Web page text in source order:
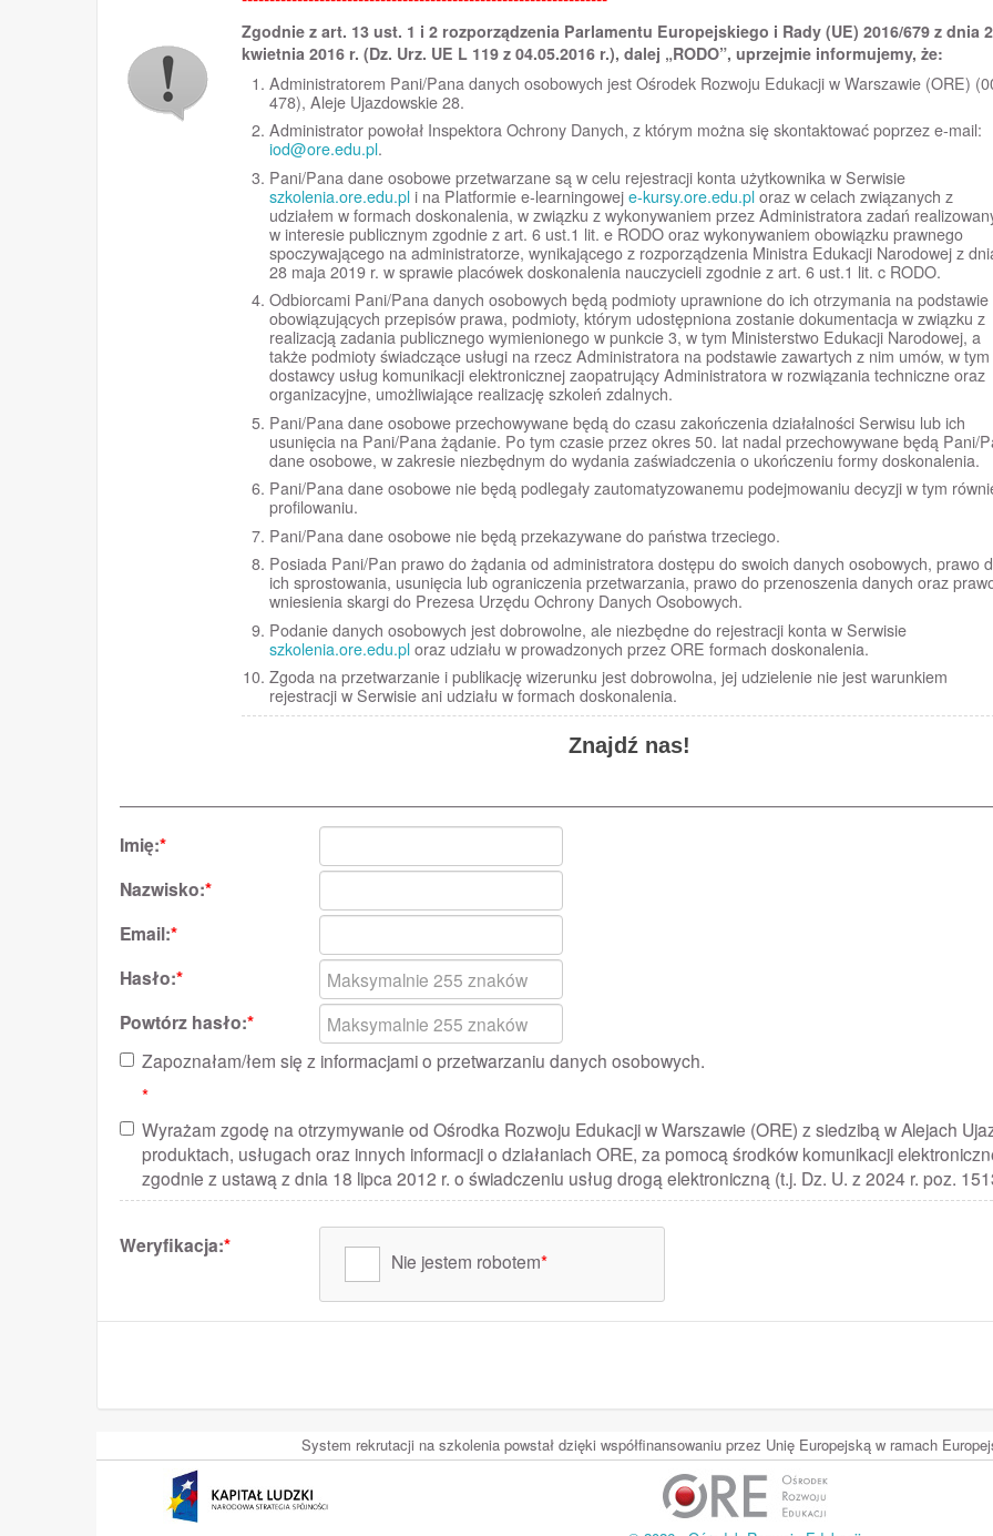
Zgodnie z art. 13 ust. 1 i 2 rozporządzenia Parlamentu Europejskiego i Rady (UE) 2016/679 z dnia
kwietnia 2016 r. (Dz. Urz. UE L 119 z 04.05.2016 r.), dalej „RODO”, uprzejmie informujemy, że:
Administratorem Pani/Pana danych osobowych jest Ośrodek Rozwoju Edukacji w Warszawie (ORE)
478), Aleje Ujazdowskie 28.
Administrator powołał Inspektora Ochrony Danych, z którym można się skontaktować poprzez e-mail:
iod@ore.edu.pl.
Pani/Pana dane osobowe przetwarzane są w celu rejestracji konta użytkownika w Serwisie
szkolenia.ore.edu.pl i na Platformie e-learningowej e-kursy.ore.edu.pl oraz w celach związanych z
udziałem w formach doskonalenia, w związku z wykonywaniem przez Administratora zadań
w interesie publicznym zgodnie z art. 6 ust.1 lit. e RODO oraz wykonywaniem obowiązku prawnego
spoczywającego na administratorze, wynikającego z rozporządzenia Ministra Edukacji Narodowej z
28 maja 2019 r. w sprawie placówek doskonalenia nauczycieli zgodnie z art. 6 ust.1 lit. c RODO.
Odbiorcami Pani/Pana danych osobowych będą podmioty uprawnione do ich otrzymania na podstawie
obowiązujących przepisów prawa, podmioty, którym udostępniona zostanie dokumentacja w związku z
realizacją zadania publicznego wymienionego w punkcie 3, w tym Ministerstwo Edukacji Narodowej, a
także podmioty świadczące usługi na rzecz Administratora na podstawie zawartych z nim umów, w tym
dostawcy usług komunikacji elektronicznej zaopatrujący Administratora w rozwiązania techniczne oraz
organizacyjne, umożliwiające realizację szkoleń zdalnych.
Pani/Pana dane osobowe przechowywane będą do czasu zakończenia działalności Serwisu lub ich
usunięcia na Pani/Pana żądanie. Po tym czasie przez okres 50. lat nadal przechowywane będą Pani/
dane osobowe, w zakresie niezbędnym do wydania zaświadczenia o ukończeniu formy doskonalenia.
Pani/Pana dane osobowe nie będą podlegały zautomatyzowanemu podejmowaniu decyzji w tym
profilowaniu.
Pani/Pana dane osobowe nie będą przekazywane do państwa trzeciego.
Posiada Pani/Pan prawo do żądania od administratora dostępu do swoich danych osobowych, prawo
ich sprostowania, usunięcia lub ograniczenia przetwarzania, prawo do przenoszenia danych oraz
wniesienia skargi do Prezesa Urzędu Ochrony Danych Osobowych.
Podanie danych osobowych jest dobrowolne, ale niezbędne do rejestracji konta w Serwisie
szkolenia.ore.edu.pl oraz udziału w prowadzonych przez ORE formach doskonalenia.
Zgoda na przetwarzanie i publikację wizerunku jest dobrowolna, jej udzielenie nie jest warunkiem
rejestracji w Serwisie ani udziału w formach doskonalenia.
Znajdź nas!
Imię:*
Nazwisko:*
Email:*
Hasło:*
Powtórz hasło:*
Zapoznałam/łem się z informacjami o przetwarzaniu danych osobowych.
*
Wyrażam zgodę na otrzymywanie od Ośrodka Rozwoju Edukacji w Warszawie (ORE) z siedzibą w Alejach
produktach, usługach oraz innych informacji o działaniach ORE, za pomocą środków komunikacji
zgodnie z ustawą z dnia 18 lipca 2012 r. o świadczeniu usług drogą elektroniczną (t.j. Dz. U. z 2024 r. poz.
Weryfikacja:*
Nie jestem robotem*
System rekrutacji na szkolenia powstał dzięki współfinansowaniu przez Unię Europejską w ramach